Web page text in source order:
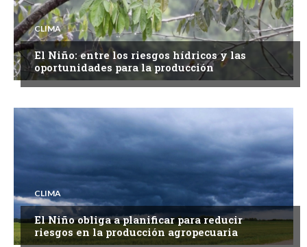
CLIMA
El Niño: entre los riesgos hídricos y las
oportunidades para la producción
CLIMA
El Niño obliga a planificar para reducir
riesgos en la producción agropecuaria